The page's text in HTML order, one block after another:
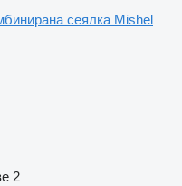
сеялка Mishel
2